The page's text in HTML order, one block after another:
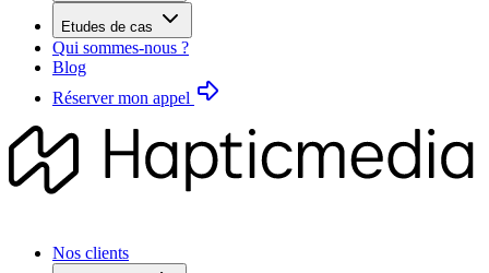
Etudes de cas
Qui sommes-nous ?
Blog
Réserver mon appel
Nos clients